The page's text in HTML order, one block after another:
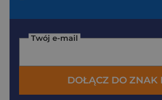
Twój e-mail
DOŁĄCZ DO ZNAK